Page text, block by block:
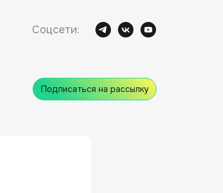
Соцсети:
Подписаться на рассылку